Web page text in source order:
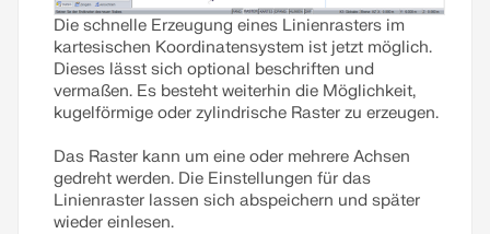
Die schnelle Erzeugung eines Linienrasters im
kartesischen Koordinatensystem ist jetzt möglich.
Dieses lässt sich optional beschriften und
vermaßen. Es besteht weiterhin die Möglichkeit,
kugelförmige oder zylindrische Raster zu erzeugen.
Das Raster kann um eine oder mehrere Achsen
gedreht werden. Die Einstellungen für das
Linienraster lassen sich abspeichern und später
wieder einlesen.